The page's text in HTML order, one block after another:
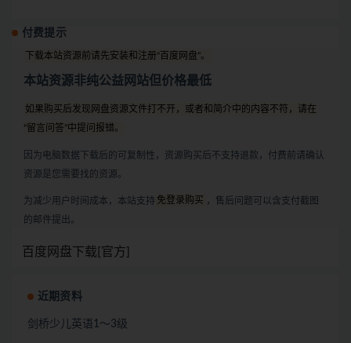
付费提示
下载本站资源前请先安装和注册“百度网盘”。
本站资源非纯公益网站但价格最低
如果购买后发现网盘资源文件打不开，或者和简介中的内容不符，请在
“留言问答”中提问报错。
因为电脑数据下载后的可复制性，资源购买后不支持退款，付费前请确认
资源是您需要找的资源。
为减少用户时间成本，本站支持 免登录购买 ，售后问题可以含支付截图
的邮件提出。
百度网盘下载[官方]
近期资料
剑桥少儿英语1～3级